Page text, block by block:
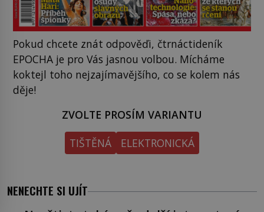
Pokud chcete znát odpověďi, čtrnáctideník
EPOCHA je pro Vás jasnou volbou. Mícháme
koktejl toho nejzajímavějšího, co se kolem nás
děje!
ZVOLTE PROSÍM VARIANTU
TIŠTĚNÁ
ELEKTRONICKÁ
NENECHTE SI UJÍT